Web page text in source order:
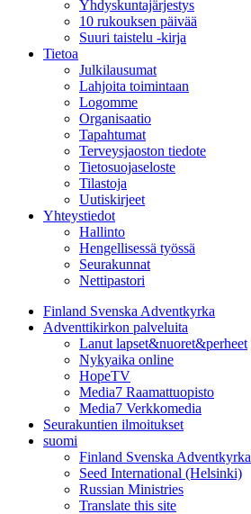
Yhdyskuntajärjestys
10 rukouksen päivää
Suuri taistelu -kirja
Tietoa
Julkilausumat
Lahjoita toimintaan
Logomme
Organisaatio
Tapahtumat
Terveysjaoston tiedote
Tietosuojaseloste
Tilastoja
Uutiskirjeet
Yhteystiedot
Hallinto
Hengellisessä työssä
Seurakunnat
Nettipastori
Finland Svenska Adventkyrka
Adventtikirkon palveluita
Lanut lapset&nuoret&perheet
Nykyaika online
HopeTV
Media7 Raamattuopisto
Media7 Verkkomedia
Seurakuntien ilmoitukset
suomi
Finland Svenska Adventkyrka
Seed International (Helsinki)
Russian Ministries
Translate this site